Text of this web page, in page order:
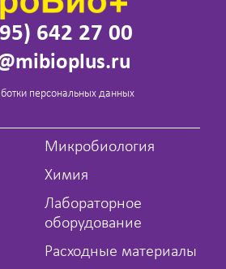
642 27 00
персональных данных
Микробиология
Химия
Лабораторное
оборудование
Расходные материалы